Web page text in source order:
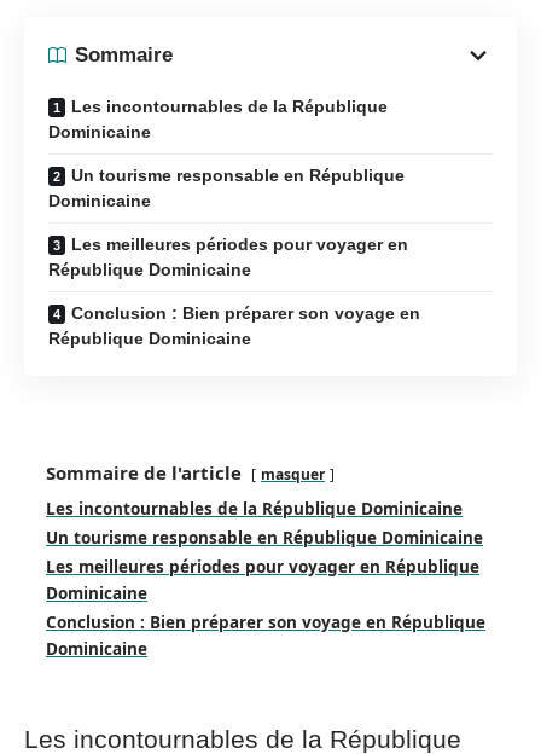
Sommaire
Les incontournables de la République
Dominicaine
Un tourisme responsable en République
Dominicaine
Les meilleures périodes pour voyager en
République Dominicaine
Conclusion : Bien préparer son voyage en
République Dominicaine
Sommaire de l'article masquer
Les incontournables de la République Dominicaine
Un tourisme responsable en République Dominicaine
Les meilleures périodes pour voyager en République
Dominicaine
Conclusion : Bien préparer son voyage en République
Dominicaine
Les incontournables de la République